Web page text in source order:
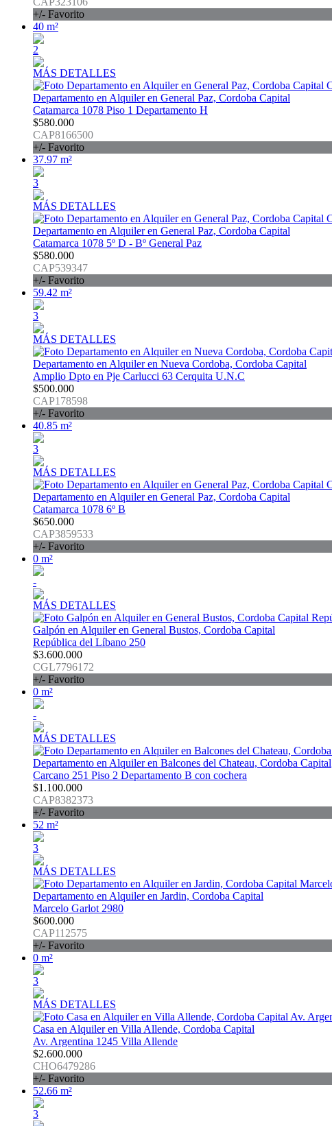
+/- Favorito
40 m²
2
MÁS DETALLES
Departamento en Alquiler en General Paz, Cordoba Capital
Catamarca 1078 Piso 1 Departamento H
$580.000
CAP8166500
+/- Favorito
37.97 m²
3
MÁS DETALLES
Departamento en Alquiler en General Paz, Cordoba Capital
Catamarca 1078 5º D - Bº General Paz
$580.000
CAP539347
+/- Favorito
59.42 m²
3
MÁS DETALLES
Departamento en Alquiler en Nueva Cordoba, Cordoba Capital
Amplio Dpto en Pje Carlucci 63 Cerquita U.N.C
$500.000
CAP178598
+/- Favorito
40.85 m²
3
MÁS DETALLES
Departamento en Alquiler en General Paz, Cordoba Capital
Catamarca 1078 6º B
$650.000
CAP3859533
+/- Favorito
0 m²
-
MÁS DETALLES
Galpón en Alquiler en General Bustos, Cordoba Capital
República del Líbano 250
$3.600.000
CGL7796172
+/- Favorito
0 m²
-
MÁS DETALLES
Departamento en Alquiler en Balcones del Chateau, Cordoba Capital
Carcano 251 Piso 2 Departamento B con cochera
$1.100.000
CAP8382373
+/- Favorito
52 m²
3
MÁS DETALLES
Departamento en Alquiler en Jardin, Cordoba Capital
Marcelo Garlot 2980
$600.000
CAP112575
+/- Favorito
0 m²
3
MÁS DETALLES
Casa en Alquiler en Villa Allende, Cordoba Capital
Av. Argentina 1245 Villa Allende
$2.600.000
CHO6479286
+/- Favorito
52.66 m²
3